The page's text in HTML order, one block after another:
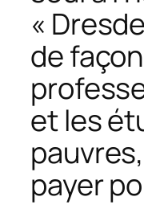
«
de
et les
payer